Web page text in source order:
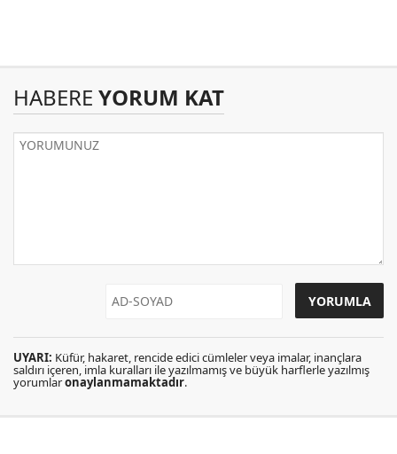
HABERE YORUM KAT
UYARI: Küfür, hakaret, rencide edici cümleler veya imalar, inançlara
saldırı içeren, imla kuralları ile yazılmamış ve büyük harflerle yazılmış
yorumlaronaylanmamaktadır.